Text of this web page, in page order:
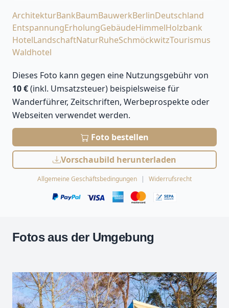
ArchitekturBankBaumBauwerkBerlinDeutschland
EntspannungErholungGebäudeHimmelHolzbank
HotelLandschaftNaturRuheSchmöckwitzTourismus
Waldhotel
Dieses Foto kann gegen eine Nutzungsgebühr von
10 €(inkl. Umsatzsteuer) beispielsweise für
Wanderführer, Zeitschriften, Werbeprospekte oder
Webseiten verwendet werden.
Foto bestellen
Vorschaubild herunterladen
Allgemeine Geschäftsbedingungen Widerrufsrecht
Fotos aus der Umgebung
+
−